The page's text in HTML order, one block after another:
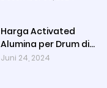
Harga Activated
Alumina per Drum di
Ady Water
Juni 24, 2024